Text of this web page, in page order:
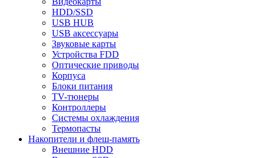
HDD/SSD
USB HUB
USB аксессуары
Звуковые карты
Устройства FDD
Оптические приводы
Корпуса
Блоки питания
TV-тюнеры
Контроллеры
Системы охлаждения
Термопасты
Накопители и флеш-память
Внешние HDD